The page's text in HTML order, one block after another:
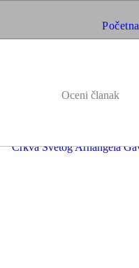
Početna
Oceni članak